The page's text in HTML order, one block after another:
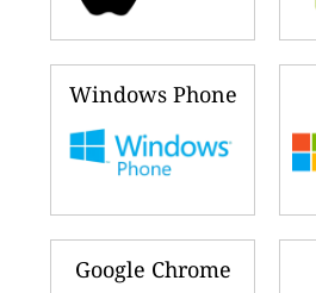
Windows Phone
Google Chrome